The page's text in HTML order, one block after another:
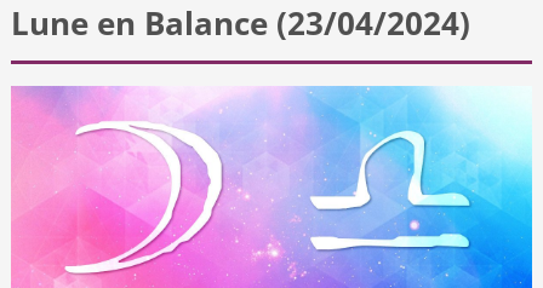
Lune en Balance (23/04/2024)